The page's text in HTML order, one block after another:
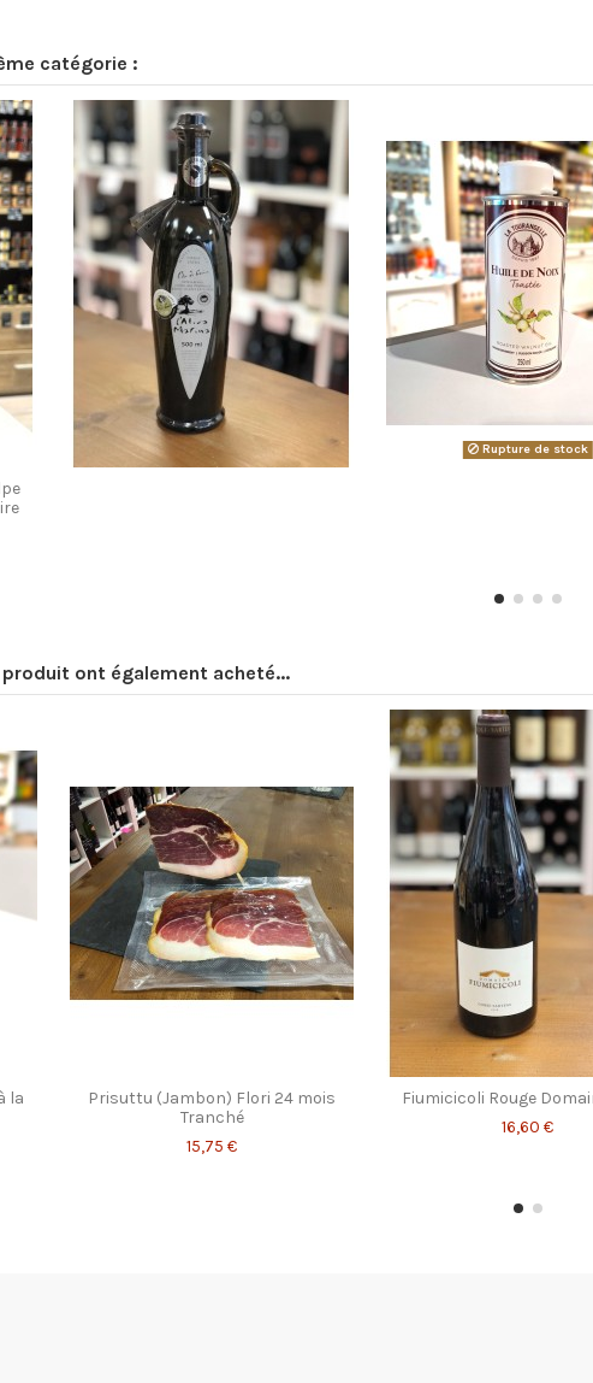
catégorie :
Rupture de stock
ont également acheté...
la
Prisuttu (Jambon) Flori 24 mois
Tranché
15,75 €
Fiumicicoli Rouge
16,60 €